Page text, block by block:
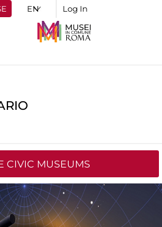
Log In
CIVIC MUSEUMS